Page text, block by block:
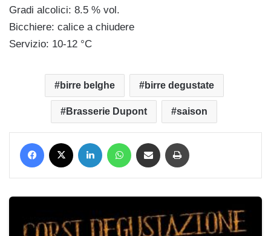
Gradi alcolici: 8.5 % vol.
Bicchiere: calice a chiudere
Servizio: 10-12 °C
birre belghe birre degustate
Brasserie Dupont saison
Facebook LinkedIn WhatsApp Condividi via mail